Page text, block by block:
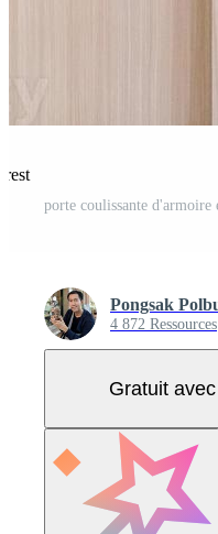
Pongsak
4 872 Ressources
Gratuit